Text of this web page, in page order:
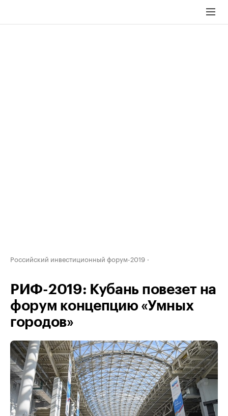
Российский инвестиционный форум-2019
РИФ-2019: Кубань повезет на
форум концепцию «Умных
городов»